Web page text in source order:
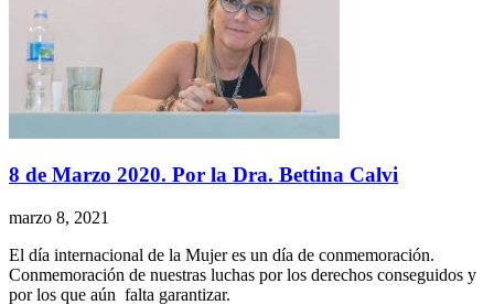
8 de Marzo 2020. Por la Dra. Bettina Calvi
marzo 8, 2021
El día internacional de la Mujer es un día de conmemoración.
Conmemoración de nuestras luchas por los derechos conseguidos y
por los que aún falta garantizar.